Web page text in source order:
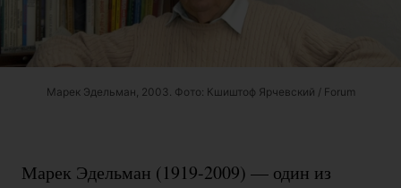
Марек Эдельман, 2003. Фото: Кшиштоф Ярчевский / Forum
Марек Эдельман (1919-2009) — один из